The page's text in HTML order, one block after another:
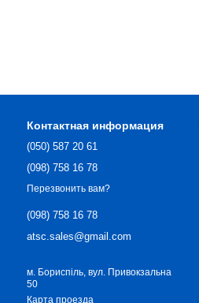
Контактная информация
(050) 587 20 61
(098) 758 16 78
Перезвонить вам?
(098) 758 16 78
atsc.sales@gmail.com
м. Бориспіль, вул. Привокзальна
50
Карта проезда